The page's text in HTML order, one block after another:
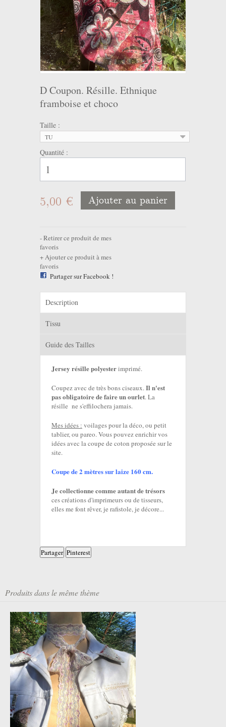
D Coupon. Résille. Ethnique
framboise et choco
Taille :
TU
Quantité :
5,00 € Ajouter au panier
Retirer ce produit de mes
favoris
Ajouter ce produit à mes
favoris
Partager sur Facebook !
Description
Tissu
Guide des Tailles
Jersey résille polyesterimprimé.
Coupez avec de très bons ciseaux.Il n'est
pas obligatoire de faire un ourlet. La
résille ne s'effilochera jamais.
Mes idées : voilages pour la déco, ou petit
tablier, ou pareo. Vous pouvez enrichir vos
idées avec la coupe de coton proposée sur le
site.
Coupe de 2 mètres sur laize 160 cm.
Je collectionne comme autant de trésors
ces créations d'imprimeurs ou de tisseurs,
elles me font rêver, je rafistole, je décore...
Partager Pinterest
Produits dans le même thème